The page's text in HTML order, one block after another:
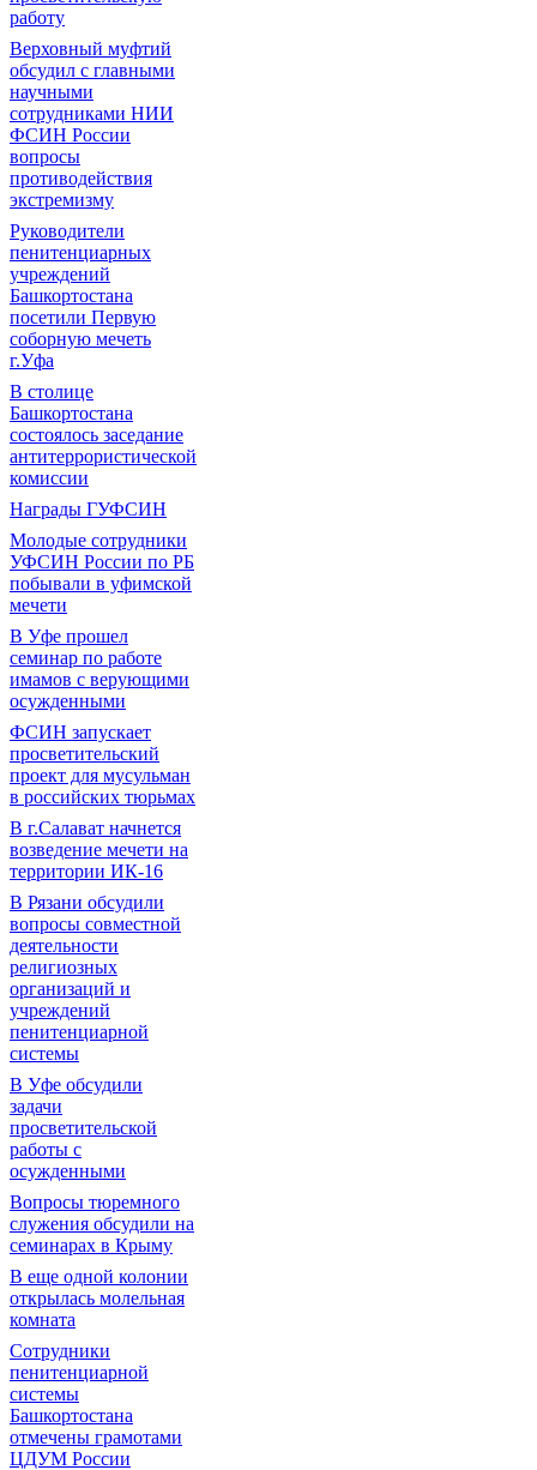
работу
Верховный муфтий
обсудил с главными
научными
сотрудниками НИИ
ФСИН России
вопросы
противодействия
экстремизму
Руководители
пенитенциарных
учреждений
Башкортостана
посетили Первую
соборную мечеть
г.Уфа
В столице
Башкортостана
состоялось заседание
антитеррористической
комиссии
Награды ГУФСИН
Молодые сотрудники
УФСИН России по РБ
побывали в уфимской
мечети
В Уфе прошел
семинар по работе
имамов с верующими
осужденными
ФСИН запускает
просветительский
проект для мусульман
в российских тюрьмах
В г.Салават начнется
возведение мечети на
территории ИК-16
В Рязани обсудили
вопросы совместной
деятельности
религиозных
организаций и
учреждений
пенитенциарной
системы
В Уфе обсудили
задачи
просветительской
работы с
осужденными
Вопросы тюремного
служения обсудили на
семинарах в Крыму
В еще одной колонии
открылась молельная
комната
Сотрудники
пенитенциарной
системы
Башкортостана
отмечены грамотами
ЦДУМ России